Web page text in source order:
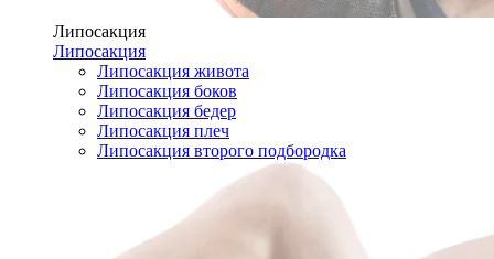
Липосакция
Липосакция
Липосакция живота
Липосакция боков
Липосакция бедер
Липосакция плеч
Липосакция второго подбородка